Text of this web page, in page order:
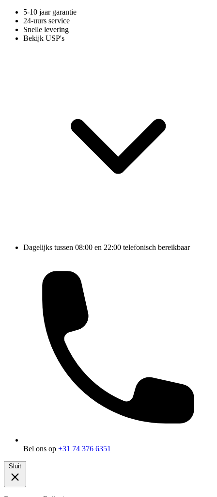
5-10 jaar garantie
24-uurs service
Snelle levering
Bekijk USP's
Dagelijks tussen 08:00 en 22:00 telefonisch bereikbaar
Bel ons op +31 74 376 6351
Sluit